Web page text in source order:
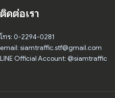
ติดต่อเรา
โทร: 0-2294-0281
email: siamtraffic.stf@gmail.com
LINE Official Account: @siamtraffic